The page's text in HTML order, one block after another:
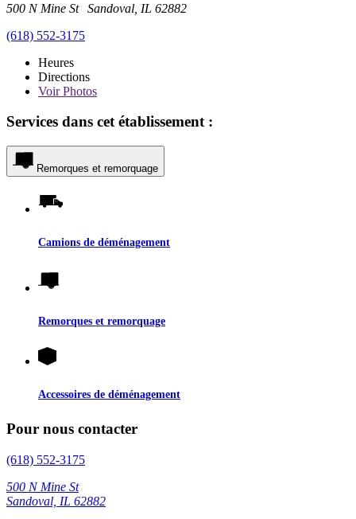
500 N Mine St Sandoval, IL 62882
(618) 552-3175
Heures
Directions
VoirPhotos
Services dans cet établissement :
Remorques et remorquage
Camions de déménagement
Remorques et remorquage
Accessoires de déménagement
Pour nous contacter
(618) 552-3175
500 N Mine St
Sandoval, IL 62882